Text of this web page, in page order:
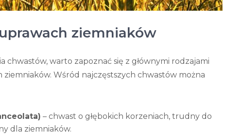
ziemniaków
warto zapoznać się z głównymi rodzajami
Wśród najczęstszych chwastów można
– chwast o głębokich korzeniach, trudny do
dla ziemniaków.